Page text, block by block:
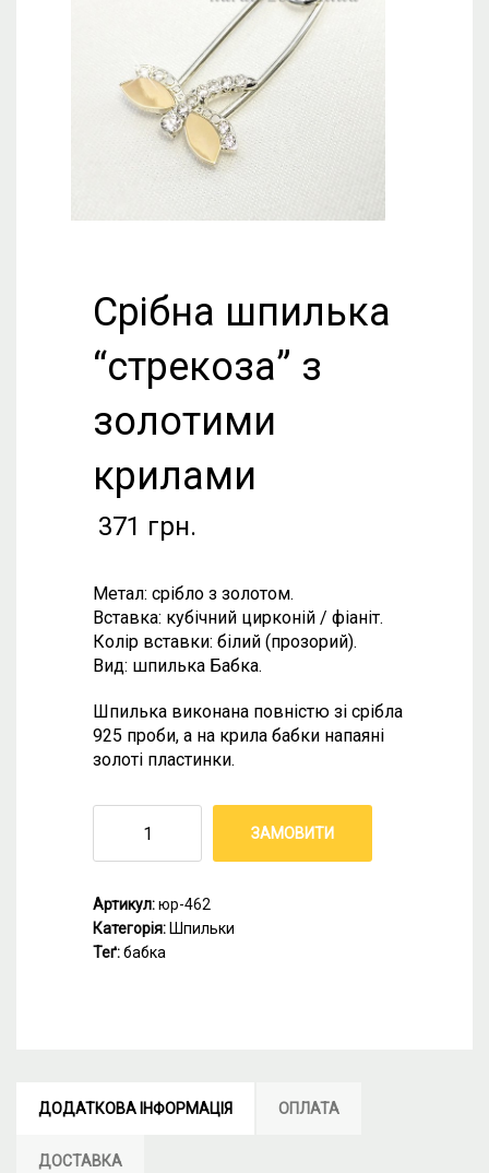
Срібна шпилька
“стрекоза” з
золотими
крилами
371 грн.
Метал: срібло з золотом.
Вставка: кубічний цирконій / фіаніт.
Колір вставки: білий (прозорий).
Вид: шпилька Бабка.
Шпилька виконана повністю зі срібла
925 проби, а на крила бабки напаяні
золоті пластинки.
ЗАМОВИТИ
Артикул:юр-462
Категорія: Шпильки
Теґ:бабка
ДОДАТКОВА ІНФОРМАЦІЯ ОПЛАТА
ДОСТАВКА